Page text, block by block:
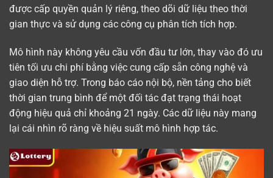
được cấp quyền quản lý riêng, theo dõi dữ liệu theo thời
gian thực và sử dụng các công cụ phân tích tích hợp.
Mô hình này không yêu cầu vốn đầu tư lớn, thay vào đó ưu
tiên tối ưu chi phí bằng việc cung cấp sẵn công nghệ và
giao diện hỗ trợ. Trong báo cáo nội bộ, nền tảng cho biết
thời gian trung bình để một đối tác đạt trạng thái hoạt
động hiệu quả chỉ khoảng 21 ngày. Các dữ liệu này mang
lại cái nhìn rõ ràng về hiệu suất mô hình hợp tác.